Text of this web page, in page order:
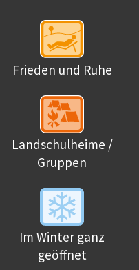
Frieden und Ruhe
Landschulheime /
Gruppen
Im Winter ganz
geöffnet